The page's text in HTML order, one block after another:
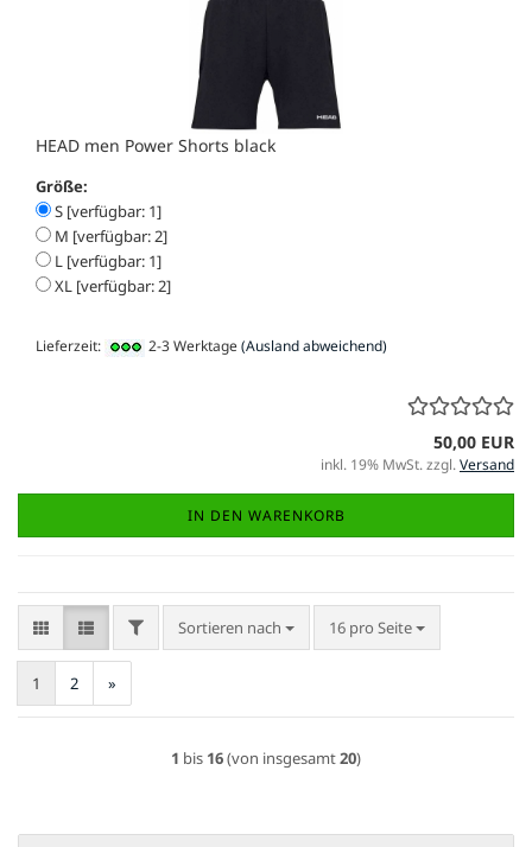
HEAD men Power Shorts black
Größe:
S [verfügbar: 1]
M [verfügbar: 2]
L [verfügbar: 1]
XL [verfügbar: 2]
Lieferzeit: 2-3 Werktage(Ausland abweichend)
50,00 EUR
inkl. 19% MwSt. zzgl.Versand
IN DEN WARENKORB
FILTERSortieren nach
Sortieren nach 16 pro Seite
pro Seite
1 2 »
1 bis 16(von insgesamt20)